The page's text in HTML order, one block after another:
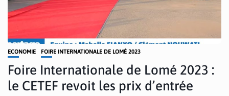
ECONOMIE FOIRE INTERNATIONALE DE LOMÉ 2023
Foire Internationale de Lomé 2023 :
le CETEF revoit les prix d’entrée